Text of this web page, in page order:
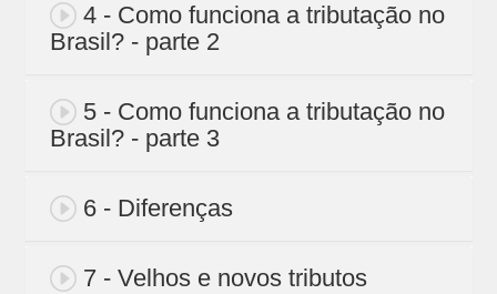
4 - Como funciona a tributação no
Brasil? - parte 2
5 - Como funciona a tributação no
Brasil? - parte 3
6 - Diferenças
7 - Velhos e novos tributos